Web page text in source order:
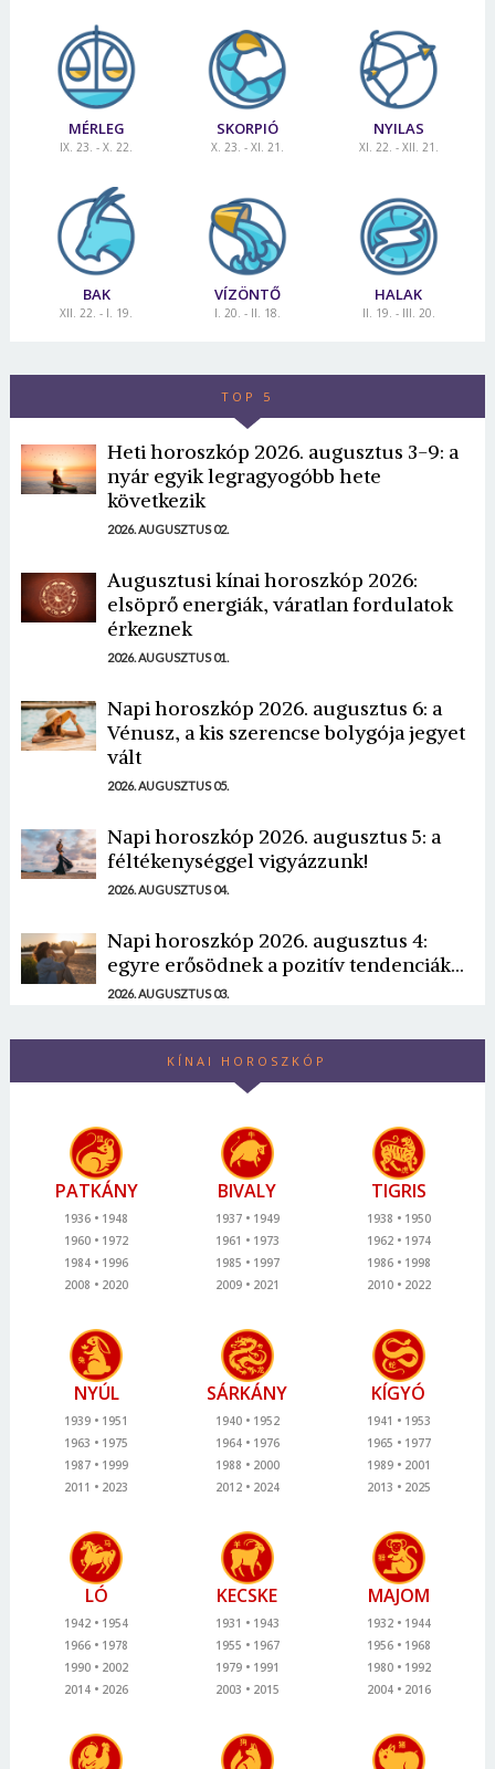
MÉRLEG
IX. 23. - X. 22.
SKORPIÓ
X. 23. - XI. 21.
NYILAS
XI. 22. - XII. 21.
BAK
XII. 22. - I. 19.
VÍZÖNTŐ
I. 20. - II. 18.
HALAK
II. 19. - III. 20.
TOP 5
Heti horoszkóp 2026. augusztus 3-9: a
nyár egyik legragyogóbb hete
következik
2026. AUGUSZTUS 02.
Augusztusi kínai horoszkóp 2026:
elsöprő energiák, váratlan fordulatok
érkeznek
2026. AUGUSZTUS 01.
Napi horoszkóp 2026. augusztus 6: a
Vénusz, a kis szerencse bolygója jegyet
vált
2026. AUGUSZTUS 05.
Napi horoszkóp 2026. augusztus 5: a
féltékenységgel vigyázzunk!
2026. AUGUSZTUS 04.
Napi horoszkóp 2026. augusztus 4:
egyre erősödnek a pozitív tendenciák...
2026. AUGUSZTUS 03.
KÍNAI HOROSZKÓP
PATKÁNY
1936
1948
1960
1972
1984
1996
2008
2020
BIVALY
1937
1949
1961
1973
1985
1997
2009
2021
TIGRIS
1938
1950
1962
1974
1986
1998
2010
2022
NYÚL
1939
1951
1963
1975
1987
1999
2011
2023
SÁRKÁNY
1940
1952
1964
1976
1988
2000
2012
2024
KÍGYÓ
1941
1953
1965
1977
1989
2001
2013
2025
LÓ
1942
1954
1966
1978
1990
2002
2014
2026
KECSKE
1931
1943
1955
1967
1979
1991
2003
2015
MAJOM
1932
1944
1956
1968
1980
1992
2004
2016